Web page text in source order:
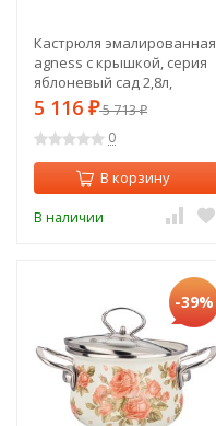
Кастрюля эмалированная
agness с крышкой, серия
яблоневый сад 2,8л,
диа.18см подходит для
5 116 ₽5 713₽
0
В корзину
В наличии
-39%